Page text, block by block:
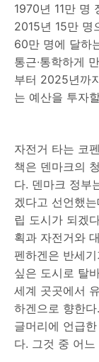
1970년 11만 명
2015년 15만 명
60만 명에 달하
통근∙통학하게
부터 2025년까
는 예산을 투자
자전거 타는 코
책은 덴마크의
다. 덴마크 정부
겠다고 선언했
립 도시가 되겠
획과 자전거와
펜하겐은 반세
싶은 도시로 탈
세계 곳곳에서
하겐으로 향한
글머리에 언급
다. 그것 중 어